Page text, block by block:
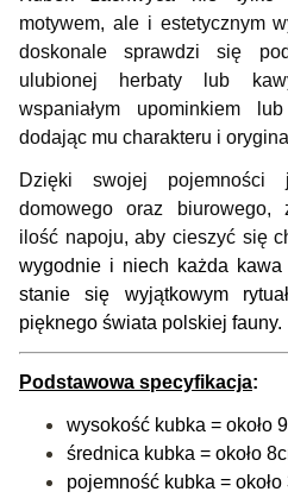
motywem, ale i estetycznym
doskonale sprawdzi się
ulubionej herbaty lub
wspaniałym upominkiem
dodając mu charakteru i
Dzięki swojej
domowego oraz biurowego,
ilość napoju, aby cieszyć się
wygodnie i niech każda
stanie się wyjątkowym
pięknego świata polskiej fauny.
Podstawowa specyfikacja:
wysokość kubka = około
średnica kubka = około
pojemność kubka = około